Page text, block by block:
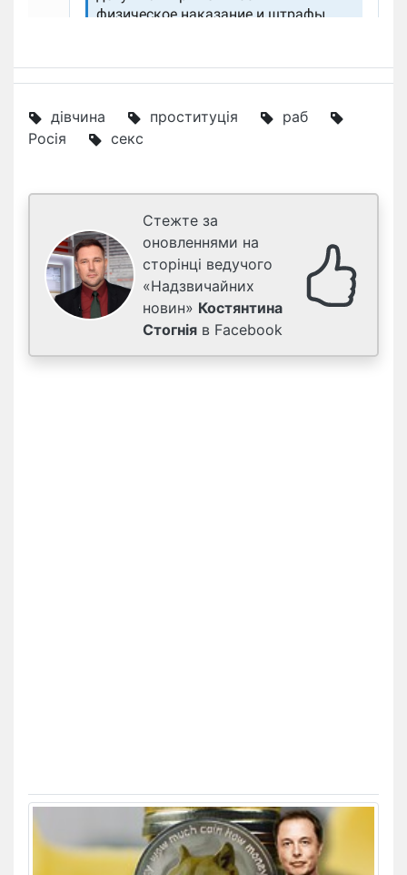
дівчина проституція
раб
Росія
секс
Стежте за
оновленнями на
сторінці ведучого
«Надзвичайних
новин» Костянтина
Стогнія в Facebook